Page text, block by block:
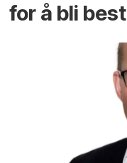
for å bli best